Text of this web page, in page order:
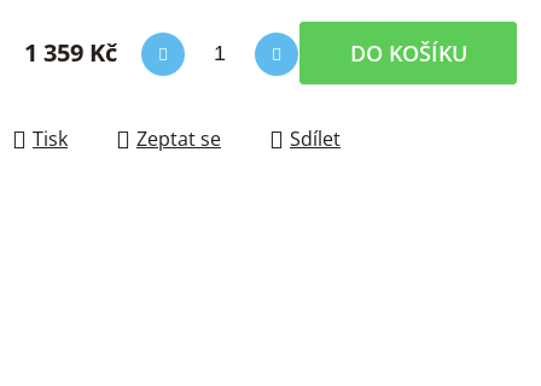
1 359 Kč DO KOŠÍKU
Tisk Zeptat se Sdílet